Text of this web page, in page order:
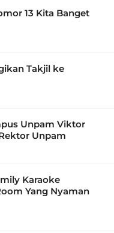
13 Kita Banget
Takjil ke
Unpam Viktor
Unpam
Karaoke
Yang Nyaman